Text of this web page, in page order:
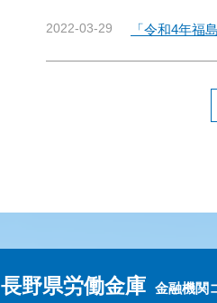
2022-03-29 「令和4年福
長野県労働金庫 金融機関